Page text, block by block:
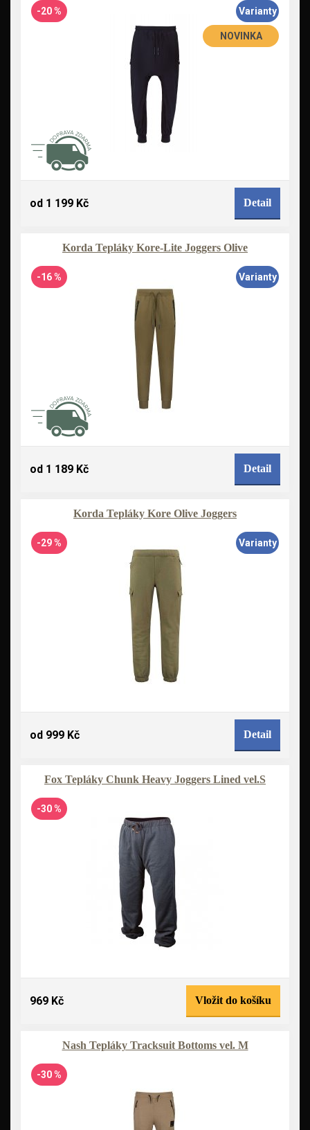
-20 %
NOVINKA
Varianty
od 1 199 Kč Detail
Korda Tepláky Kore-Lite Joggers Olive
-16 % Varianty
od 1 189 Kč Detail
Korda Tepláky Kore Olive Joggers
-29 % Varianty
od 999 Kč Detail
Fox Tepláky Chunk Heavy Joggers Lined vel.S
-30 %
969 Kč Vložit do košíku
Nash Tepláky Tracksuit Bottoms vel. M
-30 %